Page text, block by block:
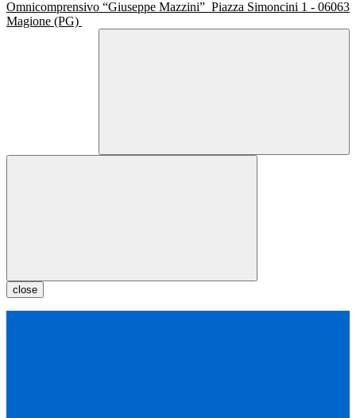
Omnicomprensivo “Giuseppe Mazzini” Piazza Simoncini 1 - 06063
Magione (PG)
close